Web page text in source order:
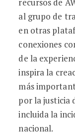
al grupo de
en otras
conexiones
de la
inspira la
más
por la justicia
incluida la
nacional.